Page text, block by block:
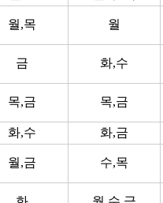
월,목 월
금 화,수
목,금 목,금
화,수 화,금
월,금 수,목